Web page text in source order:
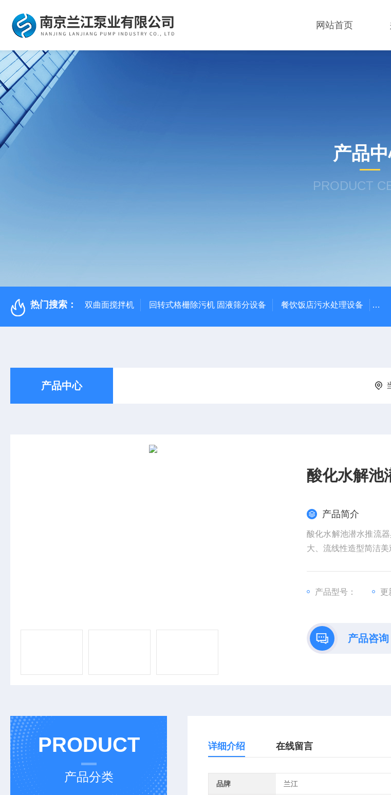
网站首页
产品
PRODUCT
热门搜索： 双曲面搅拌机 回转式格栅除污机 固液筛分设备 餐饮饭店污水处理设备 高
产品中心
酸化水解池
产品简介
酸化水解池潜水推流
大、流线性造型简洁
产品型号： 更
产品咨询
PRODUCT
产品分类
详细介绍 在线留言
品牌 兰江